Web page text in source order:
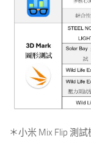
＊小米 Mix Flip 測